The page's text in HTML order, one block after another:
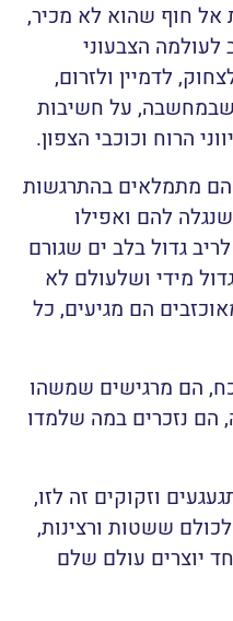
אל חוף שהוא לא מכיר,
הצבעוני
לדמיין ולזרום,
על חשיבות
הרוח וכוכבי הצפון.
הם מתמלאים בהתרגשות
להם ואפילו
גדול בלב ים שגורם
מידי ושלעולם לא
הם מגיעים, כל
הם מרגישים שמשהו
הם נזכרים במה שלמדו
וזקוקים זה לזו,
ששטות ורצינות,
יוצרים עולם שלם